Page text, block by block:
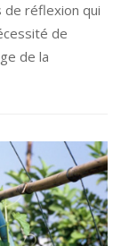
de réflexion qui
de
de la